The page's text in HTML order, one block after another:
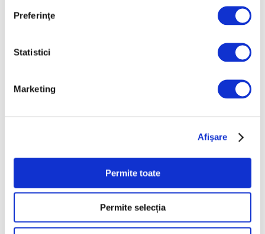
Preferinţe
Statistici
Marketing
Afişare
Permite toate
Permite selecția
Prima retrospectivă completă în
Articole recente
Operele lui Pollock și